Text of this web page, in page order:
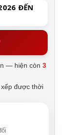
ĐẾN
— hiện còn3
được thời